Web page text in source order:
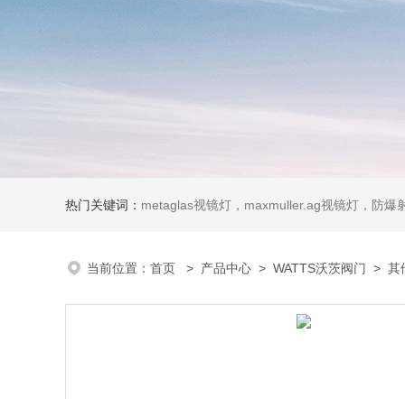
热门关键词： metaglas视镜灯，maxmuller.ag视镜灯，防爆射灯
当前位置： 首页 > 产品中心 > WATTS沃茨阀门 > 其